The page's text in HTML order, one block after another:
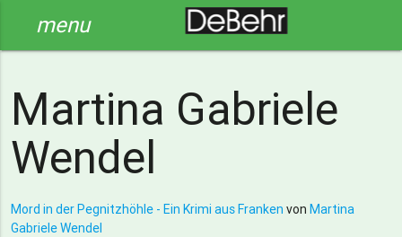
menu
Martina Gabriele
Wendel
Mord in der Pegnitzhöhle - Ein Krimi aus Franken von Martina
Gabriele Wendel